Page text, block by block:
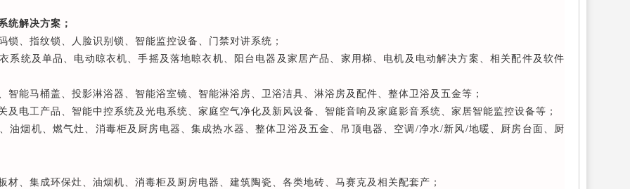
统解决方案；
锁、指纹锁、人脸识别锁、智能监控设备、门禁对讲系统；
系统及单品、电动晾衣机、手摇及落地晾衣机、阳台电器及家居产品、家用梯、电机及电动解决方案、相关配件及软件
智能马桶盖、投影淋浴器、智能浴室镜、智能淋浴房、卫浴洁具、淋浴房及配件、整体卫浴及五金等；
及电工产品、智能中控系统及光电系统、家庭空气净化及新风设备、智能音响及家庭影音系统、家居智能监控设备等；
油烟机、燃气灶、消毒柜及厨房电器、集成热水器、整体卫浴及五金、吊顶电器、空调/净水/新风/地暖、厨房台面、厨
、集成环保灶、油烟机、消毒柜及厨房电器、建筑陶瓷、各类地砖、马赛克及相关配套产；